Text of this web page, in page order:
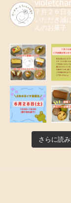
７月２６日
いただき誠
んのお菓子
さらに読み